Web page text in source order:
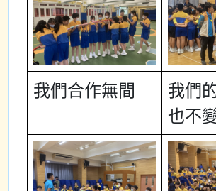
我們合作無間
我們
也不